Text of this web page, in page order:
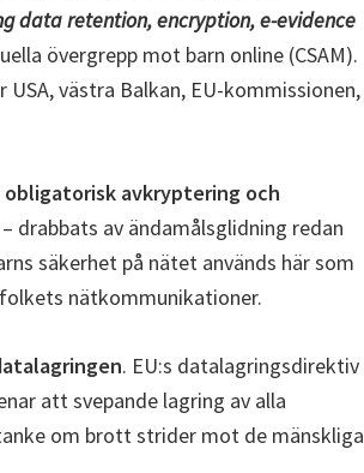
data retention, encryption, e-evidence
övergrepp mot barn online (CSAM).
västra Balkan, EU-kommissionen,
obligatorisk avkryptering och
– drabbats av ändamålsglidning redan
säkerhet på nätet används här som
nätkommunikationer.
. EU:s datalagringsdirektiv
att svepande lagring av alla
om brott strider mot de mänskliga